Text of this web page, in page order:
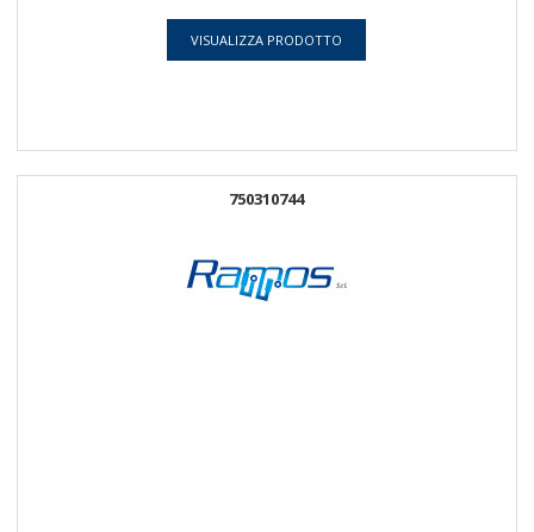
VISUALIZZA PRODOTTO
750310744